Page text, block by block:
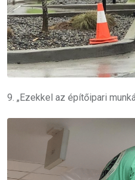
9. „Ezekkel az építőipari